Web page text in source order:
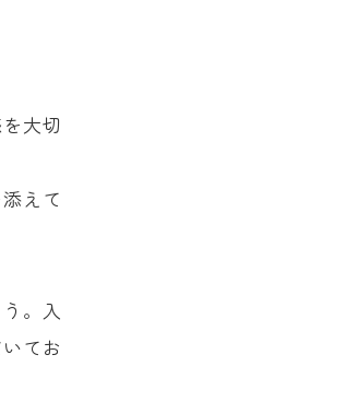
大切
えて
。入
てお